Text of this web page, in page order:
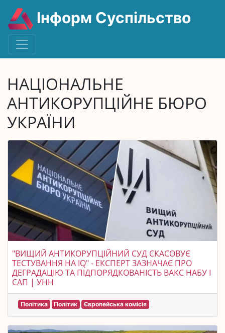
Інформ Суспільство
НАЦІОНАЛЬНЕ
АНТИКОРУПЦІЙНЕ БЮРО
УКРАЇНИ
"ВИЩИЙ АНТИКОРУПЦІЙНИЙ СУД СКАСОВУЄ
ТЕСТУВАННЯ НА IQ" - ЕКСПЕРТ ЗАЗНАЧАЄ ПРО
ДЕГРАДАЦІЮ ТА ПІДПОРЯДКОВАНІСТЬ ВАКС НАБУ І
САП | УНН
Політика Політик Європейська комісія